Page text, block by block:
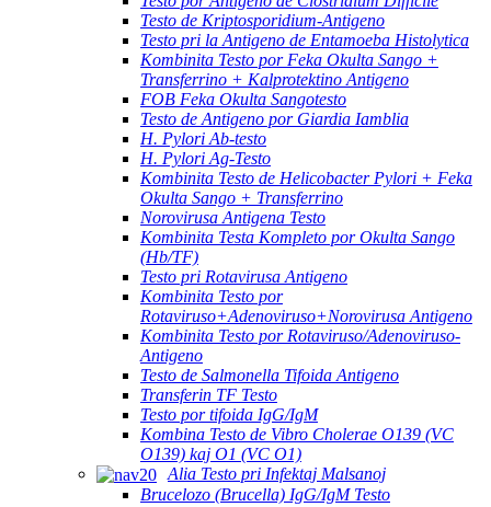
Testo de Kriptosporidium-Antigeno
Testo pri la Antigeno de Entamoeba Histolytica
Kombinita Testo por Feka Okulta Sango +
Transferrino + Kalprotektino Antigeno
FOB Feka Okulta Sangotesto
Testo de Antigeno por Giardia Iamblia
H. Pylori Ab-testo
H. Pylori Ag-Testo
Kombinita Testo de Helicobacter Pylori + Feka
Okulta Sango + Transferrino
Norovirusa Antigena Testo
Kombinita Testa Kompleto por Okulta Sango
(Hb/TF)
Testo pri Rotavirusa Antigeno
Kombinita Testo por
Rotaviruso+Adenoviruso+Norovirusa Antigeno
Kombinita Testo por Rotaviruso/Adenoviruso-
Antigeno
Testo de Salmonella Tifoida Antigeno
Transferin TF Testo
Testo por tifoida IgG/IgM
Kombina Testo de Vibro Cholerae O139 (VC
O139) kaj O1 (VC O1)
Alia Testo pri Infektaj Malsanoj
Brucelozo (Brucella) IgG/IgM Testo